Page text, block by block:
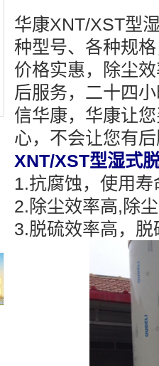
华康XNT/XST型
种型号、各种规
价格实惠，除尘
后服务，二十四
信华康，华康让
心，不会让您有
XNT/XST型湿式
1.抗腐蚀，使用寿
2.除尘效率高,除
3.脱硫效率高，